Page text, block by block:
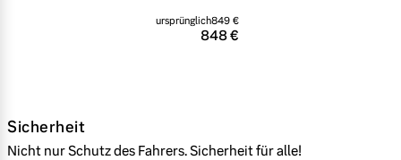
848 €
ursprünglich849 €
Sicherheit
Nicht nur Schutz des Fahrers. Sicherheit für alle!